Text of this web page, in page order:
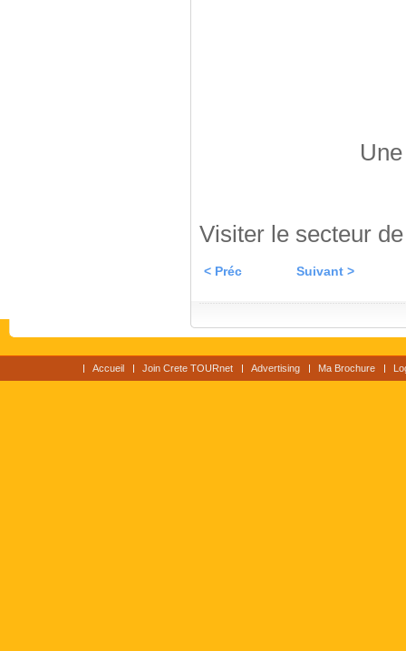
Visiter le secteur
< Préc Suivant >
Accueil Join Crete TOURnet Advertising Ma Brochure